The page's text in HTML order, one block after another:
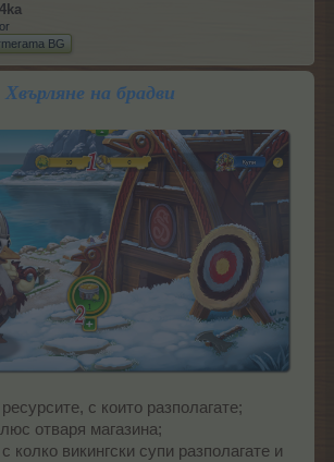
BG
Хвърляне на брадви
с които разполагате;
отваря магазина;
колко викингски супи разполагате и